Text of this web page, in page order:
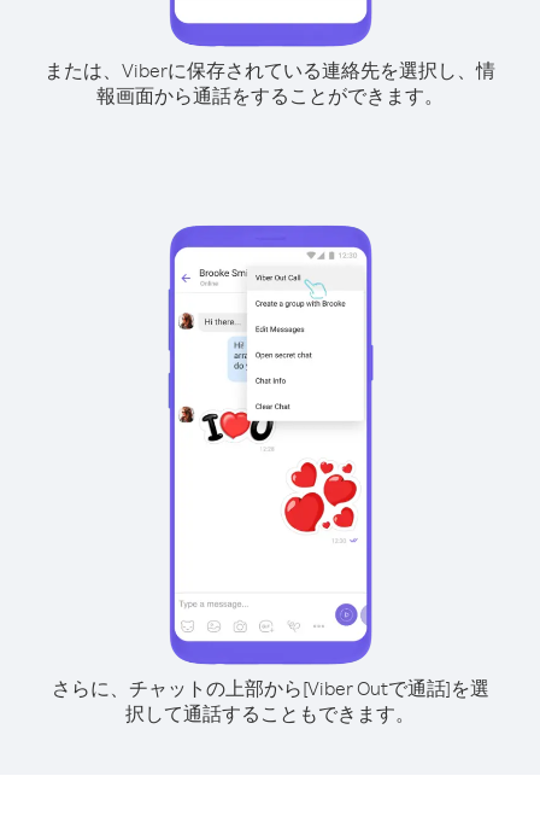
または、Viberに保存されている連絡先を選択し、情
報画面から通話をすることができます。
さらに、チャットの上部から[Viber Outで通話]を選
択して通話することもできます。